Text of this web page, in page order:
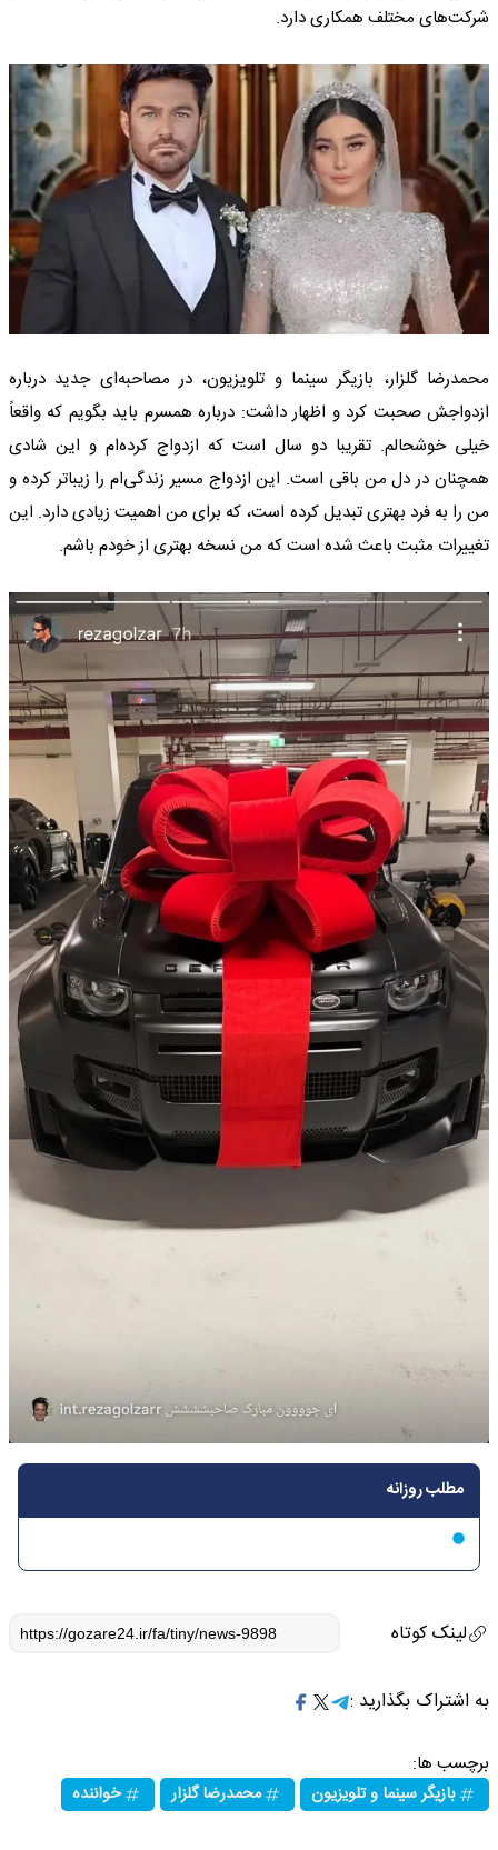
شرکت‌های مختلف همکاری دارد.
محمدرضا گلزار، بازیگر سینما و تلویزیون، در مصاحبه‌ای جدید درباره
ازدواجش صحبت کرد و اظهار داشت: درباره همسرم باید بگویم که واقعاً
خیلی خوشحالم. تقریبا دو سال است که ازدواج کرده‌ام و این شادی
همچنان در دل من باقی است. این ازدواج مسیر زندگی‌ام را زیباتر کرده و
من را به فرد بهتری تبدیل کرده است، که برای من اهمیت زیادی دارد. این
تغییرات مثبت باعث شده است که من نسخه بهتری از خودم باشم.
مطلب روزانه
لینک کوتاه
به اشتراک بگذارید :
برچسب ها:
بازیگر سینما و تلویزیون محمدرضا گلزار خواننده